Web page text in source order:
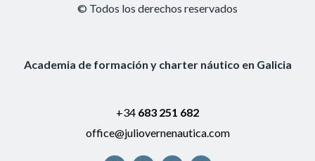
© Todos los derechos reservados
Academia de formación y charter náutico en Galicia
+34 683 251 682
office@juliovernenautica.com